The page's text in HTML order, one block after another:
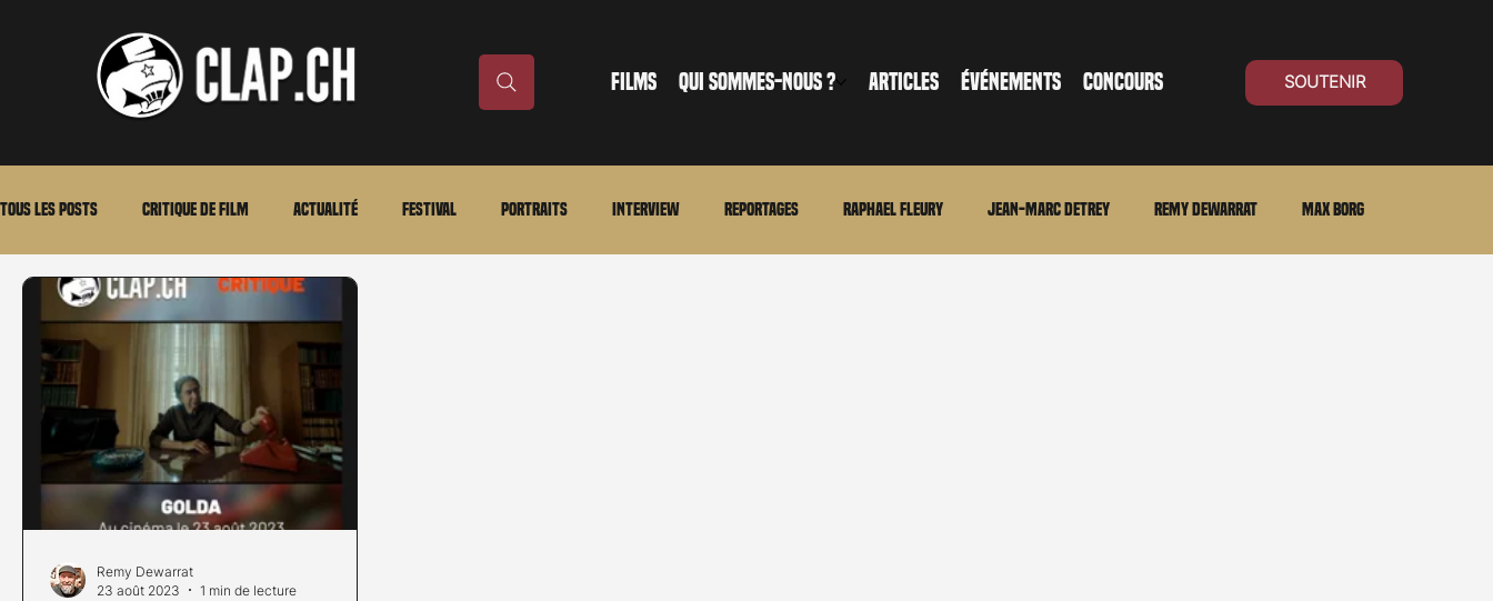
FILMS QUI SOMMES-NOUS ? ARTICLES ÉVÉNEMENTS CONCOURS SOUTENIR
Tous les posts Critique de film Actualité Festival Portraits Interview Reportages Raphael Fleury Jean-Marc Detrey Remy Dewarrat Max Borg
Laurent Scherlen Memento
Stéfanie Rossier Streaming Stefanie Rossier
Remy Dewarrat
23 août 2023
1 min de lecture